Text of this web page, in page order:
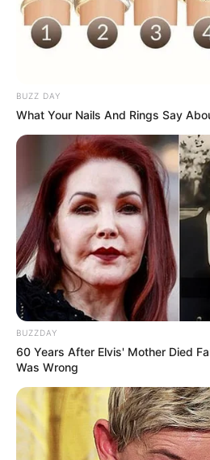
BUZZ DAY
What Your Nails And Rings Say
BUZZDAY
60 Years After Elvis' Mother Died
Was Wrong